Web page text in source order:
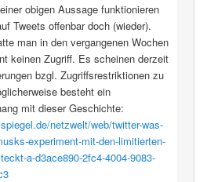
obigen Aussage funktionieren
Tweets offenbar doch (wieder).
man in den vergangenen Wochen
keinen Zugriff. Es scheinen derzeit
bzgl. Zugriffsrestriktionen zu
besteht ein
mit dieser Geschichte:
netzwelt/web/twitter-was-
experiment-mit-den-limitierten-
a-d3ace890-2fc4-4004-9083-